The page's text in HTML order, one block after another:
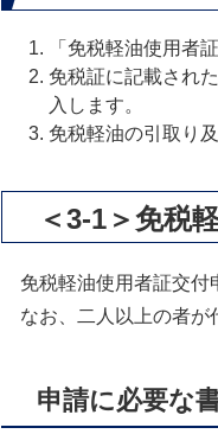
「免税軽油使用者
免税証に記載され
入します。
免税軽油の引取り
＜3-1＞免税
免税軽油使用者証交付
なお、二人以上の者が
申請に必要な